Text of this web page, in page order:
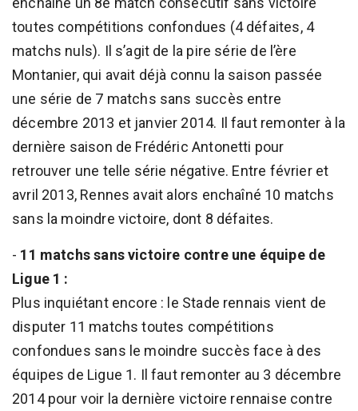
toutes compétitions confondues (4 défaites, 4
matchs nuls). Il s’agit de la pire série de l’ère
Montanier, qui avait déjà connu la saison passée
une série de 7 matchs sans succès entre
décembre 2013 et janvier 2014. Il faut remonter à la
dernière saison de Frédéric Antonetti pour
retrouver une telle série négative. Entre février et
avril 2013, Rennes avait alors enchaîné 10 matchs
sans la moindre victoire, dont 8 défaites.
- 11 matchs sans victoire contre une équipe de
Ligue 1 :
Plus inquiétant encore : le Stade rennais vient de
disputer 11 matchs toutes compétitions
confondues sans le moindre succès face à des
équipes de Ligue 1. Il faut remonter au 3 décembre
2014 pour voir la dernière victoire rennaise contre